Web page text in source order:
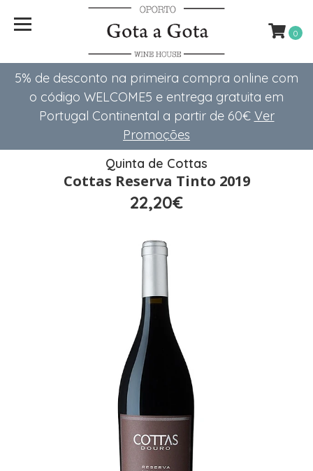
5% de desconto na primeira compra online com
o código WELCOME5 e entrega gratuita em
Portugal Continental a partir de 60€ Ver
Promoções
0
Quinta de Cottas
Cottas Reserva Tinto 2019
22,20€